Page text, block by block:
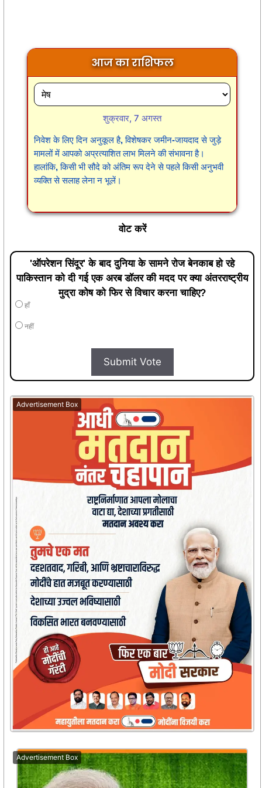
आज का राशिफल
शुक्रवार, 7 अगस्त
निवेश के लिए दिन अनुकूल है, विशेषकर जमीन-जायदाद से जुड़े
मामलों में आपको अप्रत्याशित लाभ मिलने की संभावना है।
हालांकि, किसी भी सौदे को अंतिम रूप देने से पहले किसी अनुभवी
व्यक्ति से सलाह लेना न भूलें।
वोट करें
'ऑपरेशन सिंदूर' के बाद दुनिया के सामने रोज बेनकाब हो रहे
पाकिस्तान को दी गई एक अरब डॉलर की मदद पर क्या अंतरराष्ट्रीय
मुद्रा कोष को फिर से विचार करना चाहिए?
हाँ
नहीं
Submit Vote
Advertisement Box
Advertisement Box